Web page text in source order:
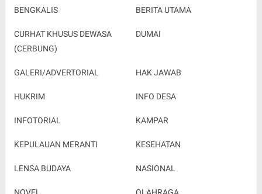
BENGKALIS BERITA UTAMA
CURHAT KHUSUS DEWASA
(CERBUNG)
DUMAI
GALERI/ADVERTORIAL HAK JAWAB
HUKRIM INFO DESA
INFOTORIAL KAMPAR
KEPULAUAN MERANTI KESEHATAN
LENSA BUDAYA NASIONAL